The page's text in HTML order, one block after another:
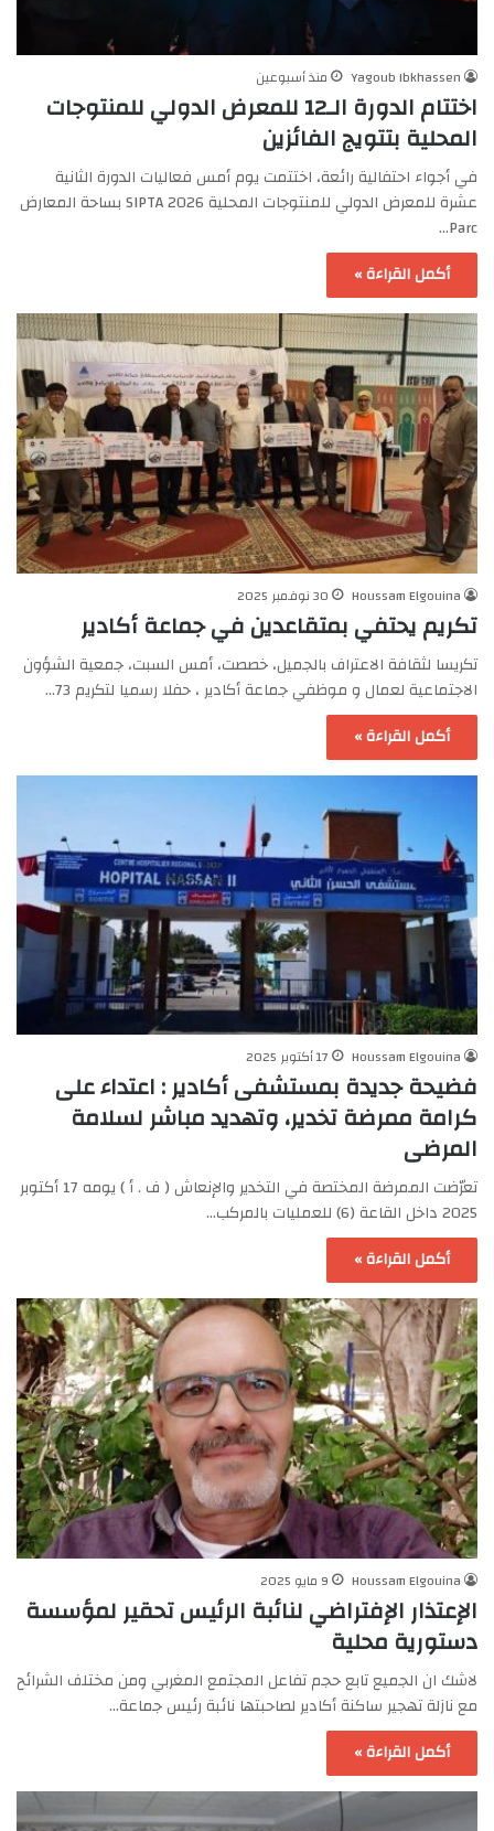
Yagoub Ibkhassen منذ أسبوعين
اختتام الدورة الـ12 للمعرض الدولي للمنتوجات
المحلية بتتويج الفائزين
في أجواء احتفالية رائعة، اختتمت يوم أمس فعاليات الدورة الثانية
عشرة للمعرض الدولي للمنتوجات المحلية SIPTA 2026 بساحة المعارض
Parc…
أكمل القراءة »
Houssam Elgouina 30 نوفمبر 2025
تكريم يحتفي بمتقاعدين في جماعة أكادير
تكريسا لثقافة الاعتراف بالجميل، خصصت، أمس السبت، جمعية الشؤون
الاجتماعية لعمال و موظفي جماعة أكادير ، حفلا رسميا لتكريم 73…
أكمل القراءة »
Houssam Elgouina 17 أكتوبر 2025
فضيحة جديدة بمستشفى أكادير : اعتداء على
كرامة ممرضة تخدير، وتهديد مباشر لسلامة
المرضى
تعرّضت الممرضة المختصة في التخدير والإنعاش ( ف . أ ) يومه 17 أكتوبر
2025 داخل القاعة (6) للعمليات بالمركب…
أكمل القراءة »
Houssam Elgouina 9 مايو 2025
الإعتذار الإفتراضي لنائبة الرئيس تحقير لمؤسسة
دستورية محلية
لاشك ان الجميع تابع حجم تفاعل المجتمع المغربي ومن مختلف الشرائح
مع نازلة تهجير ساكنة أكادير لصاحبتها نائبة رئيس جماعة…
أكمل القراءة »